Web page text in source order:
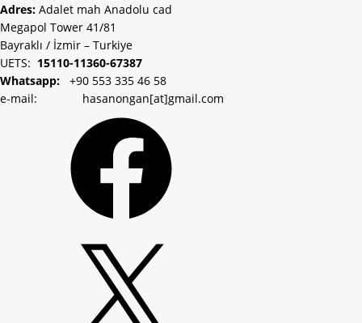
Adres: Adalet mah Anadolu cad
Megapol Tower 41/81
Bayraklı / İzmir – Turkiye
UETS: 15110-11360-67387
Whatsapp: +90 553 335 46 58
e-mail: hasanongan[at]gmail.com